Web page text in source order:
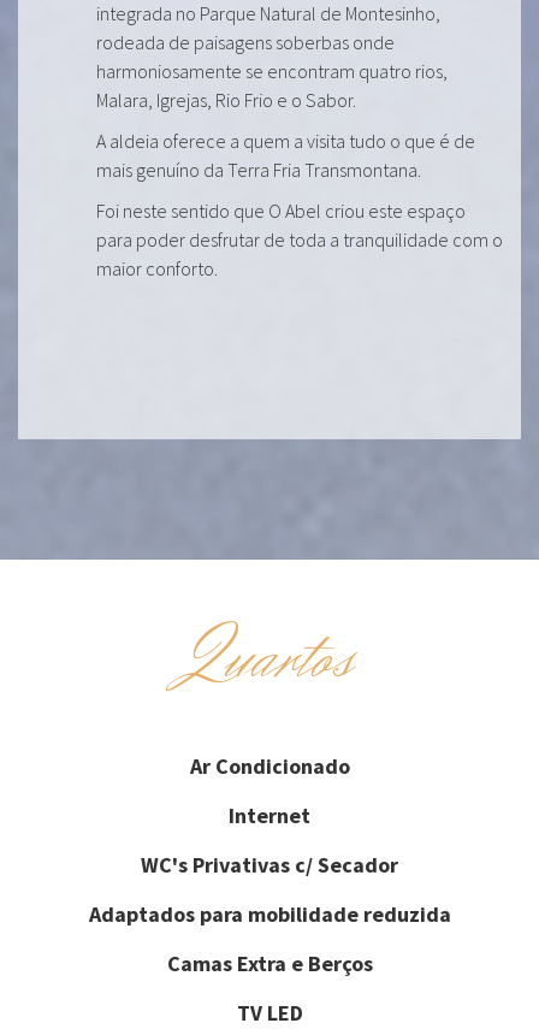
integrada no Parque Natural de Montesinho,
rodeada de paisagens soberbas onde
harmoniosamente se encontram quatro rios,
Malara, Igrejas, Rio Frio e o Sabor.
A aldeia oferece a quem a visita tudo o que é de
mais genuíno da Terra Fria Transmontana.
Foi neste sentido que O Abel criou este espaço
para poder desfrutar de toda a tranquilidade com o
maior conforto.
Quartos
Ar Condicionado
Internet
WC's Privativas c/ Secador
Adaptados para mobilidade reduzida
Camas Extra e Berços
TV LED